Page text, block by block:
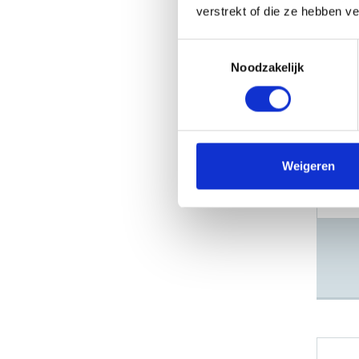
verstrekt of die ze hebben
Noodzakelijk
Weigeren